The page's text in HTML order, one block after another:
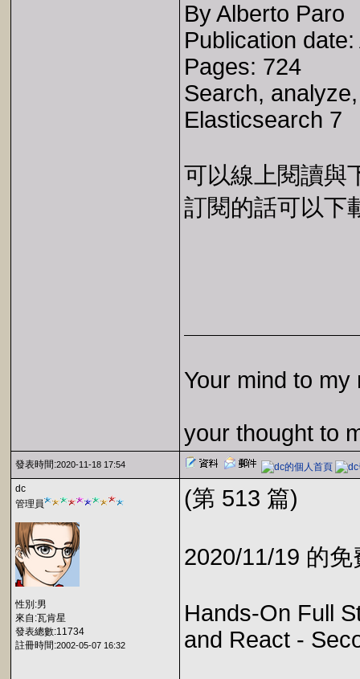
By Alberto Paro
Publication
Pages: 724
Search,
Elasticsearch 7
可以線上閱讀與
訂閱的話可以下
Your mind to my
your thought to
發表時間:2020-11-18 17:54
dc
管理員
性別:男
來自:瓦肯星
發表總數:11734
註冊時間:2002-05-07 16:32
(第 513 篇)
2020/11/19 的
Hands-On Full
and React -